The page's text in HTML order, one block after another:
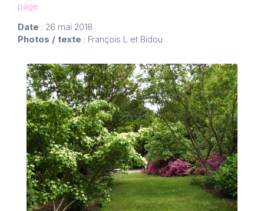
page
Date : 26 mai 2018
Photos / texte : François L et Bidou